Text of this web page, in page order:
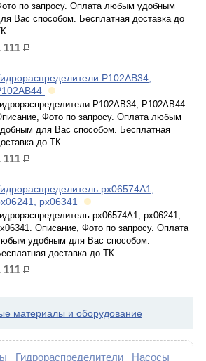
по запросу. Оплата любым удобным
Вас способом. Бесплатная доставка до
111 р.
Р102АВ34,
Р102АВ34, Р102АВ44.
Фото по запросу. Оплата любым
для Вас способом. Бесплатная
до ТК
111 р.
рх06574А1,
рх06341
рх06574А1, рх06241,
Описание, Фото по запросу. Оплата
удобным для Вас способом.
доставка до ТК
111 р.
материалы и оборудование
Гидрораспределители Насосы